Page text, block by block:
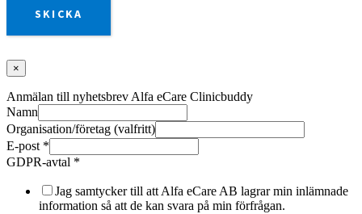
SKICKA
×
Anmälan till nyhetsbrev Alfa eCare Clinicbuddy
Namn
Organisation/företag (valfritt)
E-post *
GDPR-avtal *
Jag samtycker till att Alfa eCare AB lagrar min inlämnade
information så att de kan svara på min förfrågan.